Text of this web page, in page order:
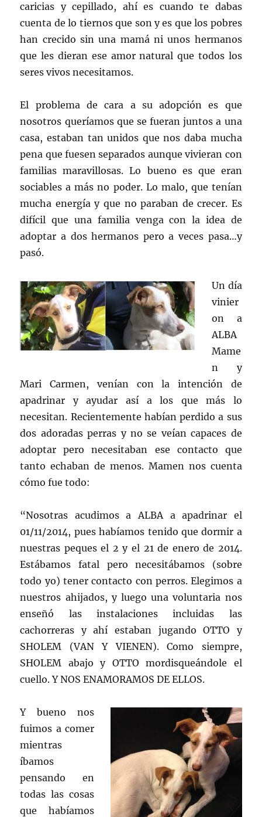
caricias y cepillado, ahí es cuando te dabas
cuenta de lo tiernos que son y es que los pobres
han crecido sin una mamá ni unos hermanos
que les dieran ese amor natural que todos los
seres vivos necesitamos.
El problema de cara a su adopción es que
nosotros queríamos que se fueran juntos a una
casa, estaban tan unidos que nos daba mucha
pena que fuesen separados aunque vivieran con
familias maravillosas. Lo bueno es que eran
sociables a más no poder. Lo malo, que tenían
mucha energía y que no paraban de crecer. Es
difícil que una familia venga con la idea de
adoptar a dos hermanos pero a veces pasa…y
pasó.
Un día
vinier
on a
ALBA
Mame
n y
Mari Carmen, venían con la intención de
apadrinar y ayudar así a los que más lo
necesitan. Recientemente habían perdido a sus
dos adoradas perras y no se veían capaces de
adoptar pero necesitaban ese contacto que
tanto echaban de menos. Mamen nos cuenta
cómo fue todo:
“Nosotras acudimos a ALBA a apadrinar el
01/11/2014, pues habíamos tenido que dormir a
nuestras peques el 2 y el 21 de enero de 2014.
Estábamos fatal pero necesitábamos (sobre
todo yo) tener contacto con perros. Elegimos a
nuestros ahijados, y luego una voluntaria nos
enseñó las instalaciones incluidas las
cachorreras y ahí estaban jugando OTTO y
SHOLEM (VAN Y VIENEN). Como siempre,
SHOLEM abajo y OTTO mordisqueándole el
cuello. Y NOS ENAMORAMOS DE ELLOS.
Y bueno nos
fuimos a comer
mientras
íbamos
pensando en
todas las cosas
que habíamos